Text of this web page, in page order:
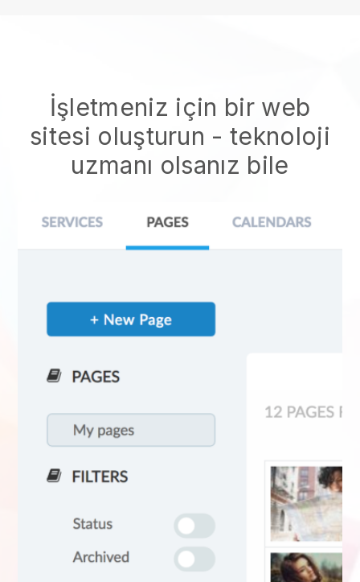
İşletmeniz için bir web
sitesi oluşturun - teknoloji
uzmanı olsanız bile